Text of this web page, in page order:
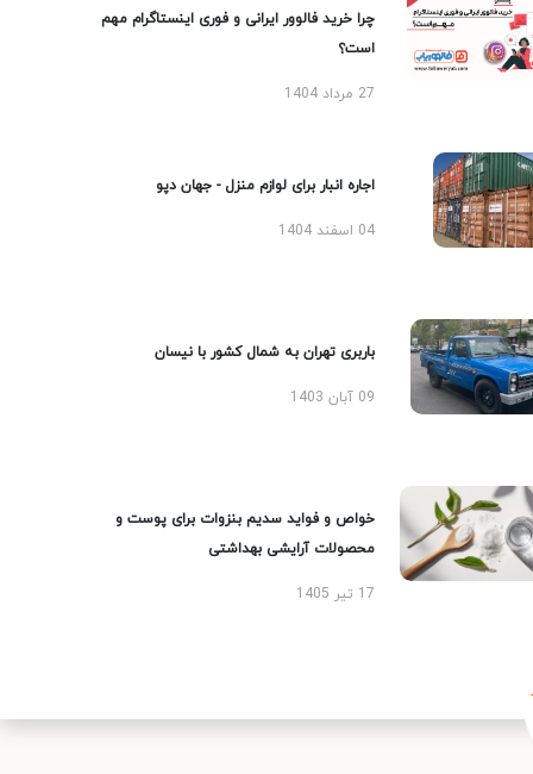
چرا خرید فالوور ایرانی و فوری اینستاگرام مهم
است؟
27 مرداد 1404
اجاره انبار برای لوازم منزل - جهان دپو
04 اسفند 1404
باربری تهران به شمال کشور با نیسان
09 آبان 1403
خواص و فواید سدیم بنزوات برای پوست و
محصولات آرایشی بهداشتی
17 تیر 1405